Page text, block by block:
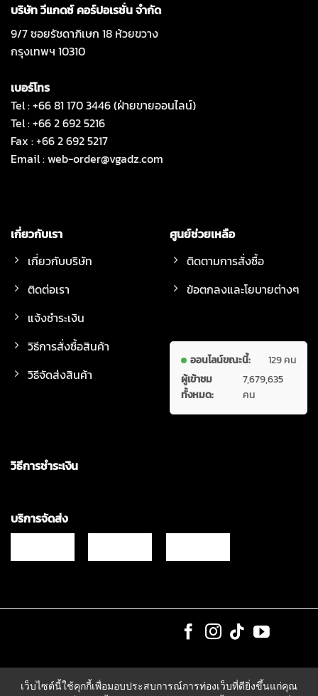
บริษัท วีแกดซ์ คอร์ปอเรชั่น จำกัด
9/7 ซอยรัชดาภิเษก 18 ห้วยขวาง
กรุงเทพฯ 10310
เบอร์โทร
Tel : +66 81 170 3446 (ฝ่ายขายออนไลน์)
Tel : +66 2 692 5216
Fax : +66 2 692 5217
Email :web-order@vgadz.com
เกี่ยวกับเรา
เกี่ยวกับบริษัท
ติดต่อเรา
แจ้งชำระเงิน
วิธีการสั่งซื้อสินค้า
วิธีจัดส่งสินค้า
ศูนย์ช่วยเหลือ
ติดตามการสั่งซื้อ
ข้อตกลงและโยบายต่างๆ
ออนไลน์ขณะนี้:
129 คน
ผู้เข้าชม
ทั้งหมด:
7,679,635
คน
วิธีการชำระเงิน
บริการจัดส่ง
เว็บไซต์นี้ใช้คุกกี้เพื่อมอบประสบการณ์การท่องเว็บที่ดียิ่งขึ้นแก่คุณ